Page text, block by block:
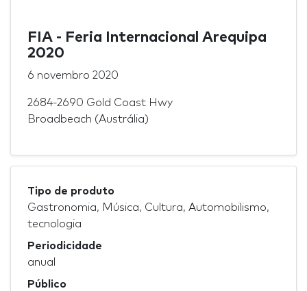
FIA - Feria Internacional Arequipa
2020
6 novembro 2020
2684-2690 Gold Coast Hwy
Broadbeach (Austrália)
Tipo de produto
Gastronomia, Música, Cultura, Automobilismo,
tecnologia
Periodicidade
anual
Público